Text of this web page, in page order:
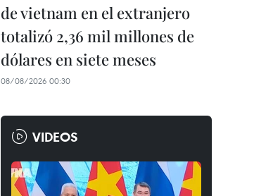
de vietnam en el extranjero
totalizó 2,36 mil millones de
dólares en siete meses
08/08/2026 00:30
VIDEOS